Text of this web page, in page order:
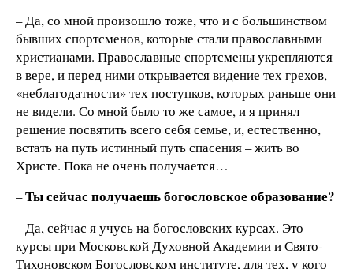
– Да, со мной произошло тоже, что и с большинством
бывших спортсменов, которые стали православными
христианами. Православные спортсмены укрепляются
в вере, и перед ними открывается видение тех грехов,
«неблагодатности» тех поступков, которых раньше они
не видели. Со мной было то же самое, и я принял
решение посвятить всего себя семье, и, естественно,
встать на путь истинный путь спасения – жить во
Христе. Пока не очень получается…
–Ты сейчас получаешь богословское образование?
– Да, сейчас я учусь на богословских курсах. Это
курсы при Московской Духовной Академии и Свято-
Тихоновском Богословском институте, для тех, у кого